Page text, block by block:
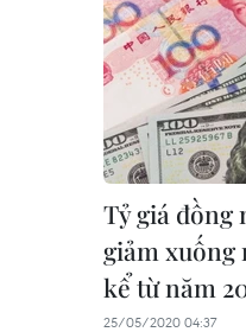
Tỷ giá đồng
giảm xuống
kể từ năm
25/05/2020 04:37